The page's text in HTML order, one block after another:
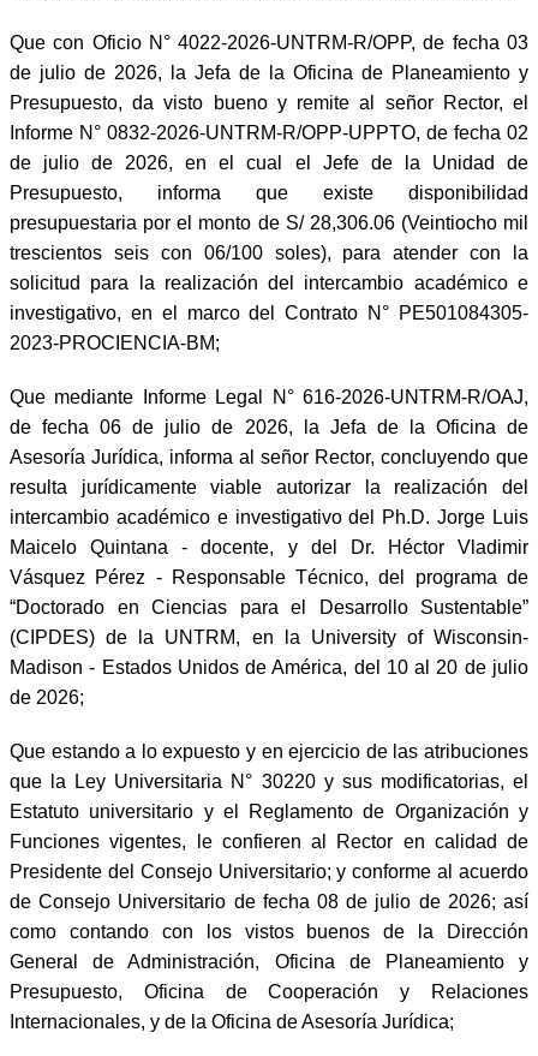
Que con Oficio N° 4022-2026-UNTRM-R/OPP, de fecha 03
de julio de 2026, la Jefa de la Oficina de Planeamiento y
Presupuesto, da visto bueno y remite al señor Rector, el
Informe N° 0832-2026-UNTRM-R/OPP-UPPTO, de fecha 02
de julio de 2026, en el cual el Jefe de la Unidad de
Presupuesto, informa que existe disponibilidad
presupuestaria por el monto de S/ 28,306.06 (Veintiocho mil
trescientos seis con 06/100 soles), para atender con la
solicitud para la realización del intercambio académico e
investigativo, en el marco del Contrato N° PE501084305-
2023-PROCIENCIA-BM;
Que mediante Informe Legal N° 616-2026-UNTRM-R/OAJ,
de fecha 06 de julio de 2026, la Jefa de la Oficina de
Asesoría Jurídica, informa al señor Rector, concluyendo que
resulta jurídicamente viable autorizar la realización del
intercambio académico e investigativo del Ph.D. Jorge Luis
Maicelo Quintana - docente, y del Dr. Héctor Vladimir
Vásquez Pérez - Responsable Técnico, del programa de
“Doctorado en Ciencias para el Desarrollo Sustentable”
(CIPDES) de la UNTRM, en la University of Wisconsin-
Madison - Estados Unidos de América, del 10 al 20 de julio
de 2026;
Que estando a lo expuesto y en ejercicio de las atribuciones
que la Ley Universitaria N° 30220 y sus modificatorias, el
Estatuto universitario y el Reglamento de Organización y
Funciones vigentes, le confieren al Rector en calidad de
Presidente del Consejo Universitario; y conforme al acuerdo
de Consejo Universitario de fecha 08 de julio de 2026; así
como contando con los vistos buenos de la Dirección
General de Administración, Oficina de Planeamiento y
Presupuesto, Oficina de Cooperación y Relaciones
Internacionales, y de la Oficina de Asesoría Jurídica;